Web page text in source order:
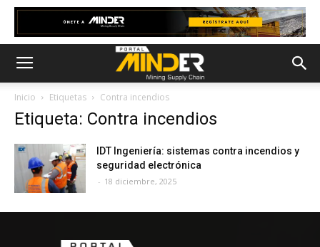
Inicio Etiquetas Contra incendios
Etiqueta: Contra incendios
IDT Ingeniería: sistemas contra incendios y
seguridad electrónica
- 18 diciembre, 2025